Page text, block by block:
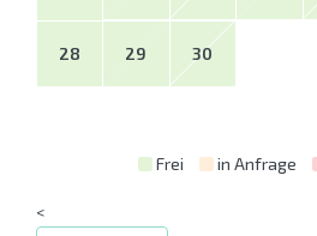
28 29 30
Frei in Anfrage
<